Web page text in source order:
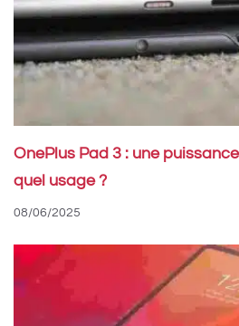
OnePlus Pad 3 : une
quel usage ?
08/06/2025